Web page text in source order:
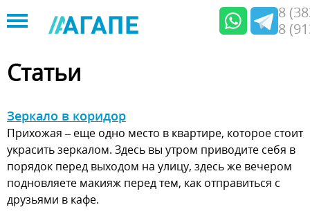
to
navigation
8
8
Статьи
Зеркало в коридор
Прихожая – еще одно место в квартире, которое стоит
украсить зеркалом. Здесь вы утром приводите себя в
порядок перед выходом на улицу, здесь же вечером
подновляете макияж перед тем, как отправиться с
друзьями в кафе.